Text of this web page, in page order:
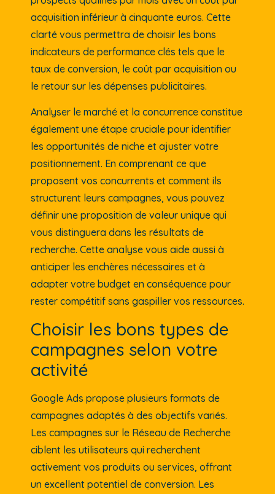
acquisition inférieur à cinquante euros. Cette
clarté vous permettra de choisir les bons
indicateurs de performance clés tels que le
taux de conversion, le coût par acquisition ou
le retour sur les dépenses publicitaires.
Analyser le marché et la concurrence constitue
également une étape cruciale pour identifier
les opportunités de niche et ajuster votre
positionnement. En comprenant ce que
proposent vos concurrents et comment ils
structurent leurs campagnes, vous pouvez
définir une proposition de valeur unique qui
vous distinguera dans les résultats de
recherche. Cette analyse vous aide aussi à
anticiper les enchères nécessaires et à
adapter votre budget en conséquence pour
rester compétitif sans gaspiller vos ressources.
Choisir les bons types de
campagnes selon votre
activité
Google Ads propose plusieurs formats de
campagnes adaptés à des objectifs variés.
Les campagnes sur le Réseau de Recherche
ciblent les utilisateurs qui recherchent
activement vos produits ou services, offrant
un excellent potentiel de conversion. Les